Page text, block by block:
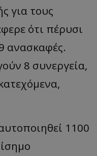
για τους
ότι πέρυσι
ανασκαφές.
8 συνεργεία,
1100